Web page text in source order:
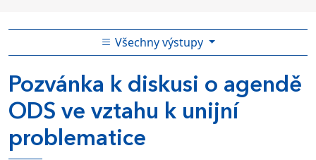
Všechny výstupy
Pozvánka k diskusi o agendě
ODS ve vztahu k unijní
problematice